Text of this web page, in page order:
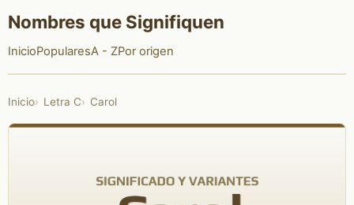
Nombres que Signifiquen
InicioPopularesA - ZPor origen
Inicio Letra C Carol